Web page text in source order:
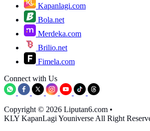
Kapanlagi.com
Bola.net
Merdeka.com
Brilio.net
Fimela.com
Connect with Us
Copyright © 2026 Liputan6.com •
KLY KapanLagi Youniverse All Right